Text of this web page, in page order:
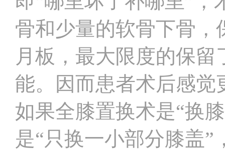
骨和少量的软骨下骨
月板，最大限度的保
能。因而患者术后感觉
如果全膝置换术是“换
是“只换一小部分膝盖